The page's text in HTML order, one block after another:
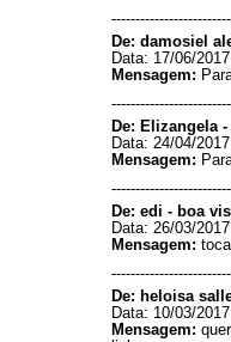
De: damosiel
Data: 17/06/
Mensagem:
De: Elizangela
Data: 24/04/
Mensagem:
De: edi - boa
Data: 26/03/
Mensagem:
De: heloisa
Data: 10/03/
Mensagem: